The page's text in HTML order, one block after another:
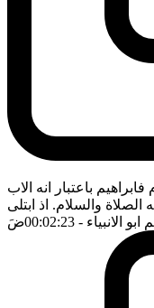
باعتبار انه الاب
الصلاة والسلام. اذ ابتلى
الانبياء - 00:02:23 ضَ